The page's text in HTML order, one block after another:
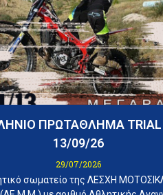
ΠΡΩΤΑΘΛΗΜΑ
13/09/26
29/07/2026
σωματείο της ΛΕΣΧΗ